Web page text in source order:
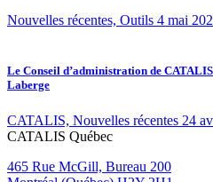
Nouvelles récentes, Outils 4 mai
Le Conseil d’administration de
Laberge
CATALIS, Nouvelles récentes 24
CATALIS Québec
465 Rue McGill, Bureau 200